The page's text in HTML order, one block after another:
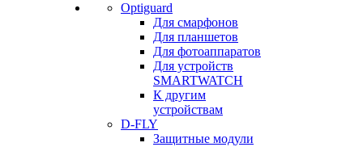
Optiguard
Для смарфонов
Для планшетов
Для фотоаппаратов
Для устройств
SMARTWATCH
К другим
устройствам
D-FLY
Защитные модули